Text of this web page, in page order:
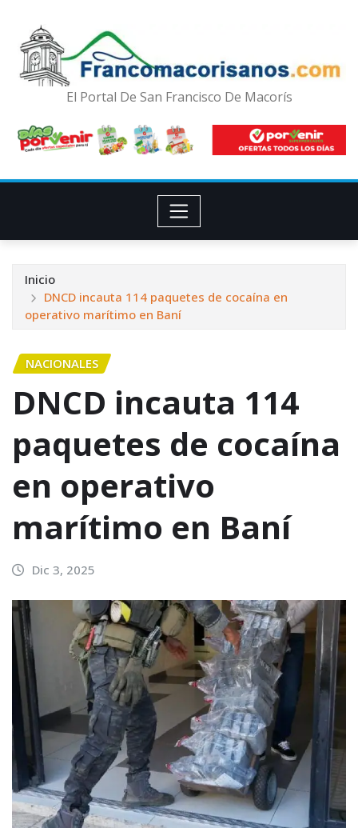
El Portal De San Francisco De Macorís
Inicio
DNCD incauta 114 paquetes de cocaína en
operativo marítimo en Baní
NACIONALES
DNCD incauta 114
paquetes de cocaína
en operativo
marítimo en Baní
Dic 3, 2025